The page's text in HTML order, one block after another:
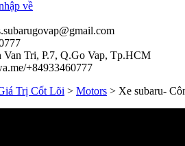
về
Van Tri, P.7, Q.Go Vap, Tp.HCM
+84933460777
Trị Cốt Lõi > Motors > Xe subaru-